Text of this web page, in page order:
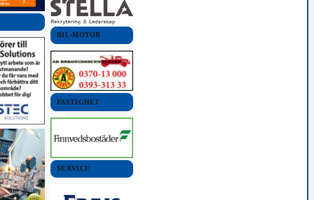
BIL-MOTOR
FASTIGHET
SERVICE